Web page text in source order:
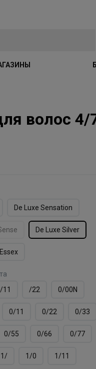
волос
De Luxe Sensation
De Luxe Silver
/11 /22 0/00N
0/11 0/22 0/33
0/55 0/66 0/77
1/ 1/0 1/11